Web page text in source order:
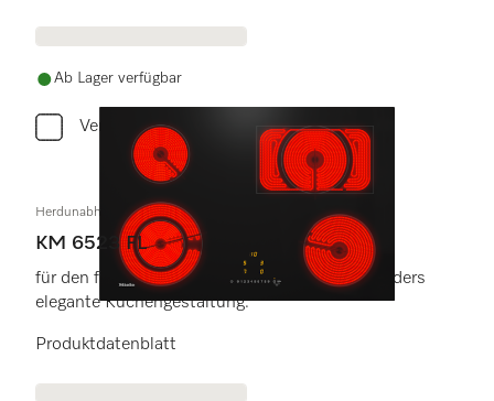
Ab Lager verfügbar
Vergleichen
Herdunabhängiges Elektrokochfeld
KM 6523 FL
für den flächenbündigen Einbau für eine besonders
elegante Küchengestaltung.
Produktdatenblatt